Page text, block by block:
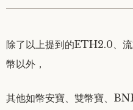
除了以上提到的ETH2.0、
幣以外，
其他如幣安寶、雙幣寶、